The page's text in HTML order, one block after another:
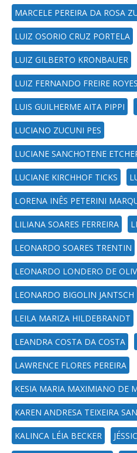
MARCELE PEREIRA DA ROSA
LUIZ OSORIO CRUZ PORTELA
LUIZ GILBERTO KRONBAUER
LUIZ FERNANDO FREIRE ROYES
LUIS GUILHERME AITA PIPPI
LUCIANO ZUCUNI PES
LUCIANE SANCHOTENE
LUCIANE KIRCHHOF TICKS
LORENA INÊS PETERINI
LILIANA SOARES FERREIRA
LEONARDO SOARES TRENTIN
LEONARDO LONDERO DE
LEONARDO BIGOLIN JANTSCH
LEILA MARIZA HILDEBRANDT
LEANDRA COSTA DA COSTA
LAWRENCE FLORES PEREIRA
KESIA MARIA MAXIMIANO DE
KAREN ANDRESA TEIXEIRA
KALINCA LÉIA BECKER